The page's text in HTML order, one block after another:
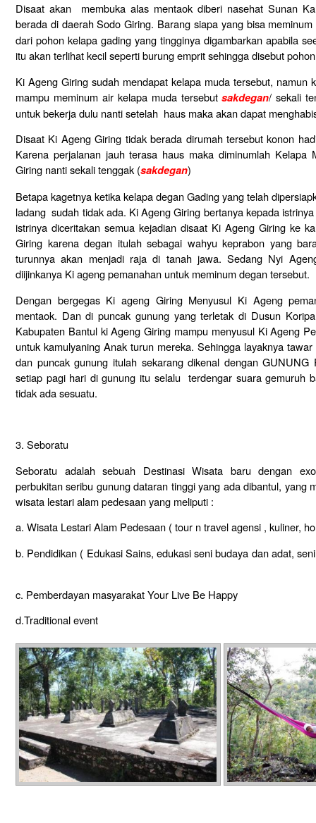
Disaat akan membuka alas mentaok diberi nasehat Sunan
berada di daerah Sodo Giring. Barang siapa yang bisa
dari pohon kelapa gading yang tingginya digambarkan apabila
itu akan terlihat kecil seperti burung emprit sehingga disebut
Ki Ageng Giring sudah mendapat kelapa muda tersebut, namun
mampu meminum air kelapa muda tersebutsakdegan/ sekali
untuk bekerja dulu nanti setelah haus maka akan dapat
Disaat Ki Ageng Giring tidak berada dirumah tersebut konon
Karena perjalanan jauh terasa haus maka diminumlah Kelapa
Giring nanti sekali tenggak (sakdegan)
Betapa kagetnya ketika kelapa degan Gading yang telah
ladang sudah tidak ada. Ki Ageng Giring bertanya kepada
istrinya diceritakan semua kejadian disaat Ki Ageng Giring ke
Giring karena degan itulah sebagai wahyu keprabon yang
turunnya akan menjadi raja di tanah jawa. Sedang Nyi
diijinkanya Ki ageng pemanahan untuk meminum degan tersebut.
Dengan bergegas Ki ageng Giring Menyusul Ki Ageng
mentaok. Dan di puncak gunung yang terletak di Dusun
Kabupaten Bantul ki Ageng Giring mampu menyusul Ki Ageng
untuk kamulyaning Anak turun mereka. Sehingga layaknya
dan puncak gunung itulah sekarang dikenal dengan
setiap pagi hari di gunung itu selalu terdengar suara gemuruh
tidak ada sesuatu.
3. Seboratu
Seboratu adalah sebuah Destinasi Wisata baru dengan
perbukitan seribu gunung dataran tinggi yang ada dibantul, yang
wisata lestari alam pedesaan yang meliputi :
a. Wisata Lestari Alam Pedesaan ( tour n travel agensi , kuliner,
b. Pendidikan ( Edukasi Sains, edukasi seni budaya dan adat,
c. Pemberdayan masyarakat Your Live Be Happy
d.Traditional event